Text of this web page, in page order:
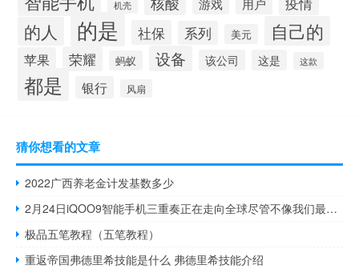
机壳 游戏 用户
的人 的是 社保 系列 美元 自己的
苹果 荣耀 蚂蚁 设备 该公司 这是 这款
都是 银行 风扇
猜你想看的文章
2022广西养老金计发基数多少
2月24日iQOO9智能手机三重奏正在走向全球尽管不像我们最初想象的那样
极品五笔教程（五笔教程）
重返帝国弗德里希技能是什么 弗德里希技能介绍